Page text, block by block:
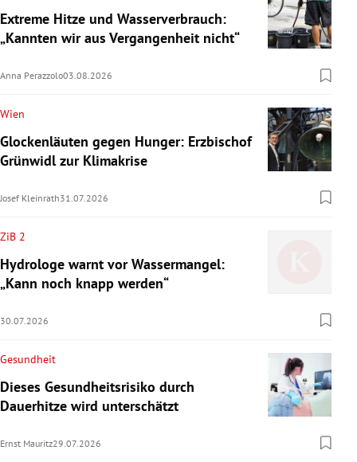
Extreme Hitze und Wasserverbrauch:
„Kannten wir aus Vergangenheit nicht“
Anna Perazzolo03.08.2026
Wien
Glockenläuten gegen Hunger: Erzbischof
Grünwidl zur Klimakrise
Josef Kleinrath31.07.2026
ZiB 2
Hydrologe warnt vor Wassermangel:
„Kann noch knapp werden“
30.07.2026
Gesundheit
Dieses Gesundheitsrisiko durch
Dauerhitze wird unterschätzt
Ernst Mauritz29.07.2026